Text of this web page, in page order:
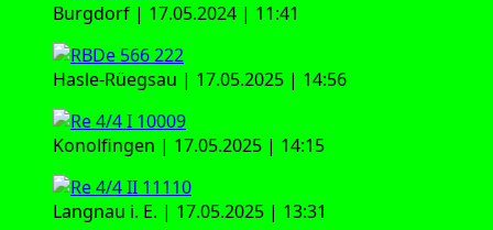
Burg­dorf | 17.05.2024 | 11:41
Has­le-Rüeg­sau | 17.05.2025 | 14:56
Konol­fin­gen | 17.05.2025 | 14:15
Lang­nau i. E. | 17.05.2025 | 13:31